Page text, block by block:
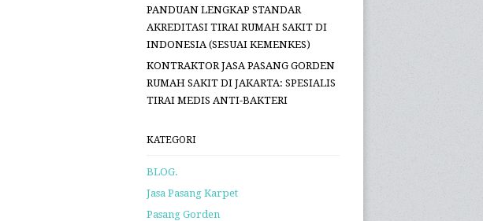
PANDUAN LENGKAP STANDAR
AKREDITASI TIRAI RUMAH SAKIT DI
INDONESIA (SESUAI KEMENKES)
KONTRAKTOR JASA PASANG GORDEN
RUMAH SAKIT DI JAKARTA: SPESIALIS
TIRAI MEDIS ANTI-BAKTERI
KATEGORI
BLOG.
Jasa Pasang Karpet
Pasang Gorden